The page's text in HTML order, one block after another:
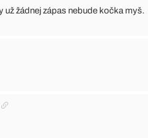
už žádnej zápas nebude kočka myš.